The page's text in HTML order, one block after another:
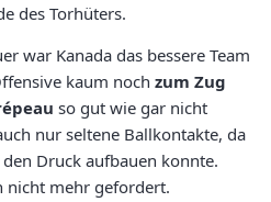
des Torhüters.
war Kanada das bessere Team
kaum noch zum Zug
so gut wie gar nicht
nur seltene Ballkontakte, da
Druck aufbauen konnte.
nicht mehr gefordert.